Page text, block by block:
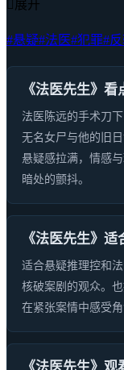
 展开
#悬疑#法医#犯罪#
《法医先生》看
法医陈远的手术刀
无名女尸与他的旧
悬疑感拉满，情感
暗处的颤抖。
《法医先生》适
适合悬疑推理控和
核破案剧的观众。
在紧张案情中感受